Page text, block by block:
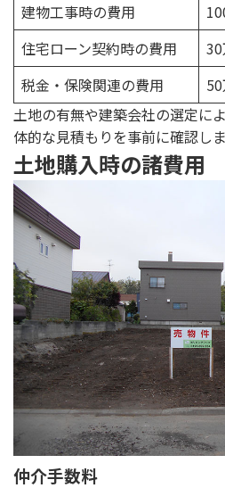
建物工事時の費用
住宅ローン契約時の費用
税金・保険関連の費用
土地の有無や建築会社の選定に
体的な見積もりを事前に確認しま
土地購入時の諸費用
仲介手数料